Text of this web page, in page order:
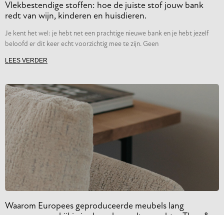
Vlekbestendige stoffen: hoe de juiste stof jouw bank
redt van wijn, kinderen en huisdieren.
Je kent het wel: je hebt net een prachtige nieuwe bank en je hebt jezelf
beloofd er dit keer echt voorzichtig mee te zijn. Geen
LEES VERDER
Waarom Europees geproduceerde meubels lang